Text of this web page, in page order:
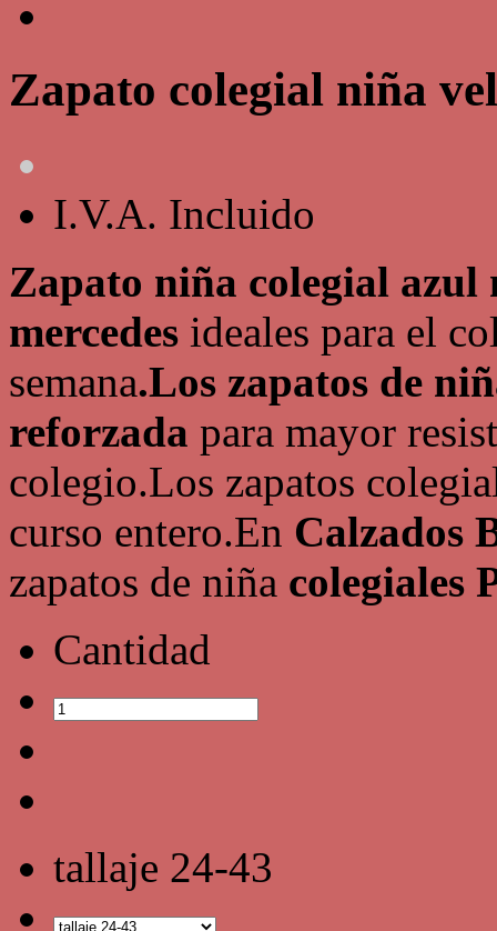
Zapato colegial niña
I.V.A. Incluido
Zapato niña colegial
mercedes ideales para el
semana.Los zapatos de
reforzada para mayor
colegio.Los zapatos
curso entero.En Calzados
zapatos de niña colegiales
Cantidad
tallaje 24-43